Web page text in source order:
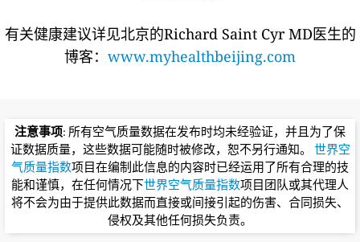
有关健康建议详见北京的Richard Saint Cyr MD医生的
博客： www.myhealthbeijing.com
注意事项: 所有空气质量数据在发布时均未经验证，并且为了保
证数据质量，这些数据可能随时被修改，恕不另行通知。 世界空
气质量指数项目在编制此信息的内容时已经运用了所有合理的技
能和谨慎，在任何情况下世界空气质量指数项目团队或其代理人
将不会为由于提供此数据而直接或间接引起的伤害、合同损失、
侵权及其他任何损失负责。